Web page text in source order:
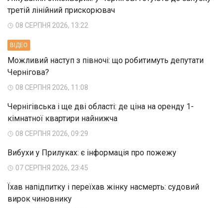
третій лінійний прискорювач
08 СЕРПНЯ 2026, 13:22
ВIДЕО
Можливий наступ з півночі: що робитимуть депутати
Чернігова?
08 СЕРПНЯ 2026, 11:08
Чернігівська і ще дві області: де ціна на оренду 1-
кімнатної квартири найнижча
08 СЕРПНЯ 2026, 09:29
Вибухи у Прилуках: є інформація про пожежу
07 СЕРПНЯ 2026, 23:45
Їхав напідпитку і переїхав жінку насмерть: судовий
вирок чиновнику